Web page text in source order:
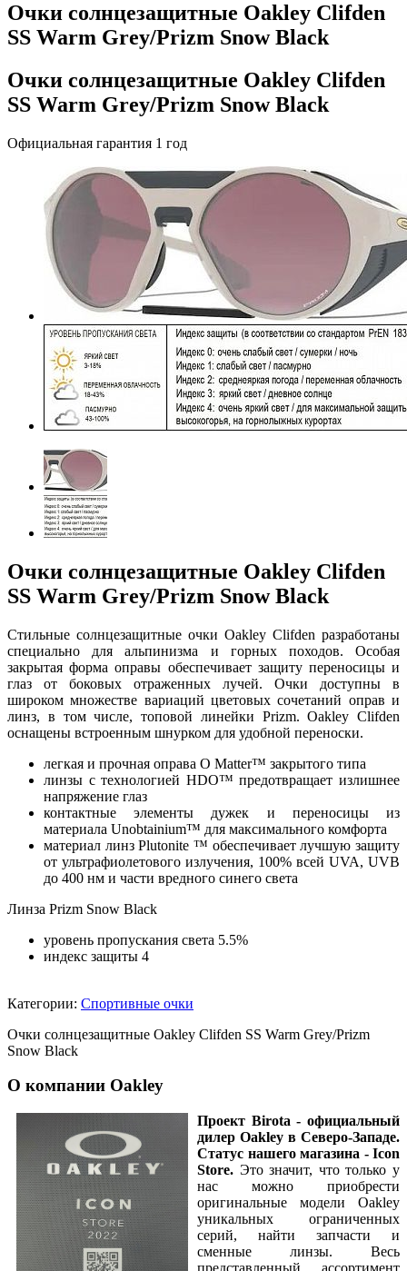
Очки солнцезащитные Oakley Clifden
SS Warm Grey/Prizm Snow Black
Очки солнцезащитные Oakley Clifden
SS Warm Grey/Prizm Snow Black
Официальная гарантия 1 год
Очки солнцезащитные Oakley Clifden
SS Warm Grey/Prizm Snow Black
Стильные солнцезащитные очки Oakley Clifden разработаны
специально для альпинизма и горных походов. Особая
закрытая форма оправы обеспечивает защиту переносицы и
глаз от боковых отраженных лучей. Очки доступны в
широком множестве вариаций цветовых сочетаний оправ и
линз, в том числе, топовой линейки Prizm. Oakley Clifden
оснащены встроенным шнурком для удобной переноски.
легкая и прочная оправа O Matter™ закрытого типа
линзы с технологией HDO™ предотвращает излишнее
напряжение глаз
контактные элементы дужек и переносицы из
материала Unobtainium™ для максимального комфорта
материал линз Plutonite ™ обеспечивает лучшую защиту
от ультрафиолетового излучения, 100% всей UVA, UVB
до 400 нм и части вредного синего света
Линза Prizm Snow Black
уровень пропускания света 5.5%
индекс защиты 4
Категории: Спортивные очки
Очки солнцезащитные Oakley Clifden SS Warm Grey/Prizm
Snow Black
О компании Oakley
Проект Birota - официальный
дилер Oakley в Северо-Западе.
Статус нашего магазина - Icon
Store. Это значит, что только у
нас можно приобрести
оригинальные модели Oakley
уникальных ограниченных
серий, найти запчасти и
сменные линзы. Весь